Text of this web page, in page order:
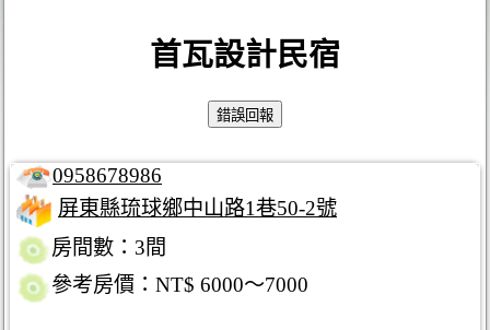
首瓦設計民宿
0958678986
屏東縣琉球鄉中山路1巷50-2號
房間數：3間
參考房價：NT$ 6000～7000